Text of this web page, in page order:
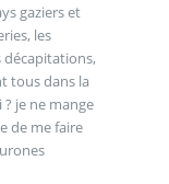
gaziers et
les
décapitations,
tous dans la
je ne mange
de me faire